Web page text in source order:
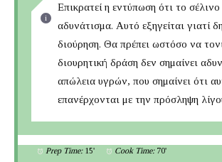
Επικρατεί η εντύπωση ότι το
αδυνάτισμα. Αυτό εξηγείται γιατί
διούρηση. Θα πρέπει ωστόσο να
διουρητική δράση δεν σημαίνει
απώλεια υγρών, που σημαίνει ότι
επανέρχονται με την πρόσληψη
Prep Time: 15' Cook Time: 70'